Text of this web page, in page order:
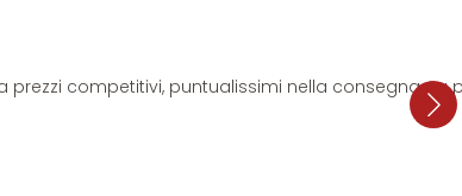
prezzi competitivi, puntualissimi nella consegna. La